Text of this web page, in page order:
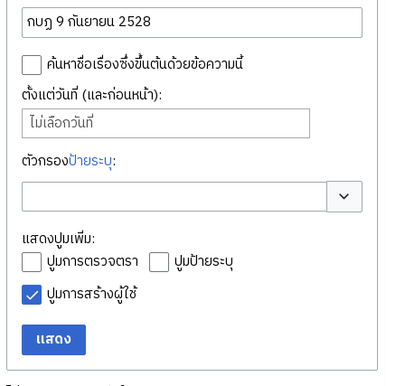
ค้นหาชื่อเรื่องซึ่งขึ้นต้นด้วยข้อความนี้
ตั้งแต่วันที่ (และก่อนหน้า):
ไม่เลือกวันที่
ตัวกรองป้ายระบุ:
สลับตัวเลือก
แสดงปูมเพิ่ม:
ปูมการตรวจตรา
ปูมป้ายระบุ
ปูมการสร้างผู้ใช้
แสดง